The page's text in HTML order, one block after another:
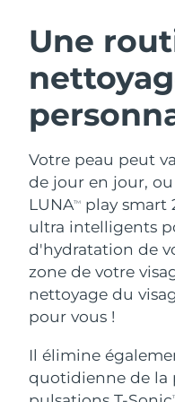
Une
Votre peau peut
de jour en jour,
LUNATM
play smart
ultra intelligents
d'hydratation de
zone de votre
nettoyage du
pour vous !
Il élimine
quotidienne de la
Nettoyage du
Anti-
Massage,
LUNA™
BEAR™
Hydratation
UFO™
Deep
Near-
device
issa™ 4
Hybrid
Smart
FAQ™
Anti-âge
Autriche
Bahreïn
Belgique
Bermudes
Bosnie-
Brunei
Bulgarie
Canada
Chili